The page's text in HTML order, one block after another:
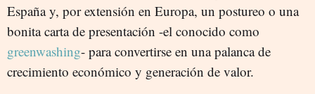
España y, por extensión en Europa, un postureo o una
bonita carta de presentación -el conocido como
greenwashing- para convertirse en una palanca de
crecimiento económico y generación de valor.